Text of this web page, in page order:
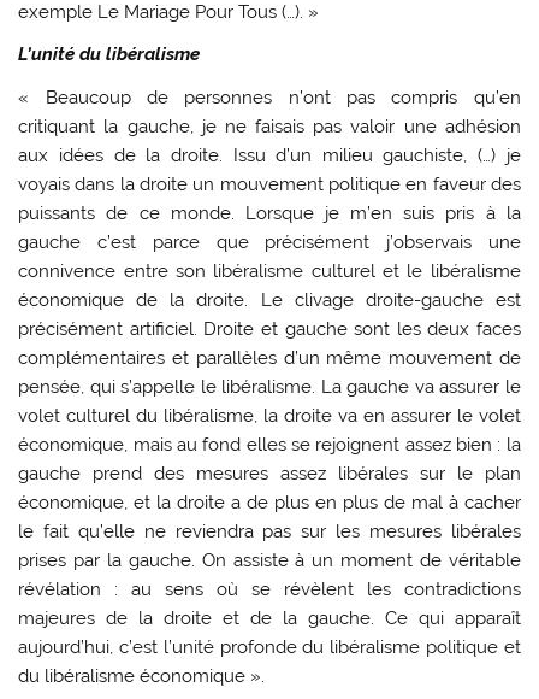
exemple Le Mariage Pour Tous (…). »
L’unité du libéralisme
« Beaucoup de personnes n’ont pas compris qu’en
critiquant la gauche, je ne faisais pas valoir une adhésion
aux idées de la droite. Issu d’un milieu gauchiste, (…) je
voyais dans la droite un mouvement politique en faveur des
puissants de ce monde. Lorsque je m’en suis pris à la
gauche c’est parce que précisément j’observais une
connivence entre son libéralisme culturel et le libéralisme
économique de la droite. Le clivage droite-gauche est
précisément artificiel. Droite et gauche sont les deux faces
complémentaires et parallèles d’un même mouvement de
pensée, qui s’appelle le libéralisme. La gauche va assurer le
volet culturel du libéralisme, la droite va en assurer le volet
économique, mais au fond elles se rejoignent assez bien : la
gauche prend des mesures assez libérales sur le plan
économique, et la droite a de plus en plus de mal à cacher
le fait qu’elle ne reviendra pas sur les mesures libérales
prises par la gauche. On assiste à un moment de véritable
révélation : au sens où se révèlent les contradictions
majeures de la droite et de la gauche. Ce qui apparaît
aujourd’hui, c’est l’unité profonde du libéralisme politique et
du libéralisme économique ».